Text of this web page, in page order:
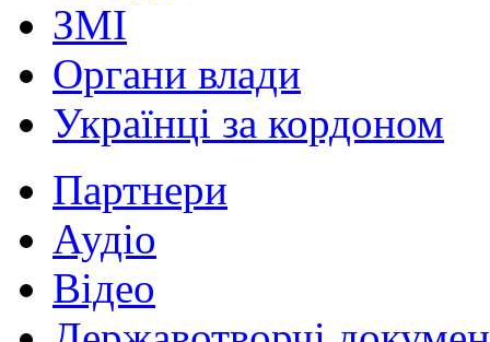
ЗМІ
Органи влади
Українці за кордоном
Партнери
Аудіо
Відео